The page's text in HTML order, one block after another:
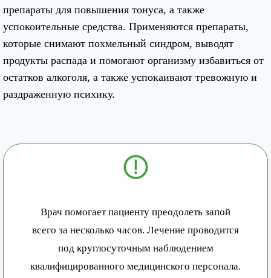
препараты для повышения тонуса, а также
успокоительные средства. Применяются препараты,
которые снимают похмельный синдром, выводят
продукты распада и помогают организму избавиться от
остатков алкоголя, а также успокаивают тревожную и
раздраженную психику.
Врач помогает пациенту преодолеть запой
всего за несколько часов. Лечение проводится
под круглосуточным наблюдением
квалифицированного медицинского персонала.